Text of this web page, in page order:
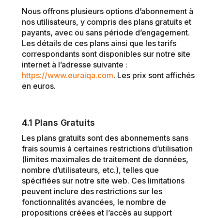
Nous offrons plusieurs options d’abonnement à
nos utilisateurs, y compris des plans gratuits et
payants, avec ou sans période d’engagement.
Les détails de ces plans ainsi que les tarifs
correspondants sont disponibles sur notre site
internet à l’adresse suivante :
https://www.euraiqa.com. Les prix sont affichés
en euros.
4.1 Plans Gratuits
Les plans gratuits sont des abonnements sans
frais soumis à certaines restrictions d’utilisation
(limites maximales de traitement de données,
nombre d’utilisateurs, etc.), telles que
spécifiées sur notre site web. Ces limitations
peuvent inclure des restrictions sur les
fonctionnalités avancées, le nombre de
propositions créées et l’accès au support